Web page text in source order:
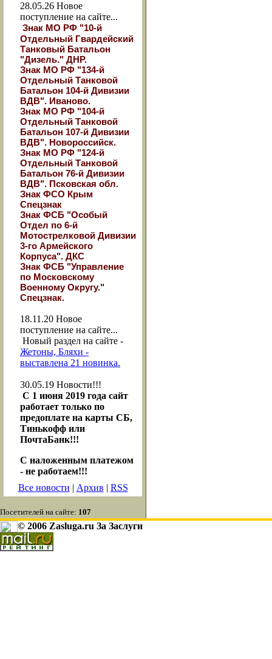
28.05.26 Новое
поступление на сайте...
Знак МО РФ "10-й
Отдельный Гвардейский
Танковый Батальон
"Дизель." ДНР.
Знак МО РФ "134-й
Отдельный Танковой
Батальон 104-й Дивизии
ВДВ". Иваново.
Знак МО РФ "104-й
Отдельный Танковой
Батальон 107-й Дивизии
ВДВ". Новороссийск.
Знак МО РФ "124-й
Отдельный Танковой
Батальон 76-й Дивизии
ВДВ". Псковская обл.
Знак ФСО Крым
Спецзнак
Знак ФСБ "Особый
Отдел по 6-й
Мотострелковой Дивизии
3-го Армейского
Корпуса". ДКС
Знак ФСБ "Управление
по Московскому
Военному Округу."
Спецзнак.
18.11.20 Новое
поступление на сайте...
Новый раздел на сайте -
Жетоны, Бляхи -
выставлена 21 новинка.
30.05.19 Новости!!!
С 1 июня 2019 года сайт
работает только по
предоплате на карты СБ,
Тинькофф или
ПочтаБанк!!!
С наложенным платежом
- не работаем!!!
Все новости | Архив | RSS
Посетителей на сайте: 107
© 2006 Zasluga.ru За Заслуги